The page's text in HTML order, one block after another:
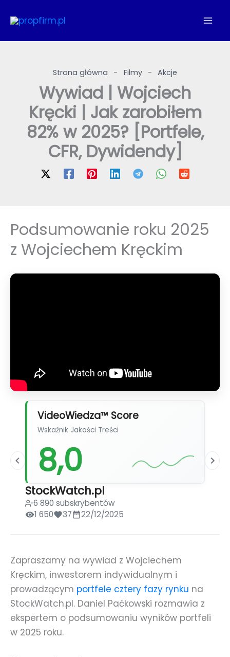
do
Strona główna - Filmy - Akcje
Wywiad | Wojciech
Kręcki | Jak zarobiłem
82% w 2025? [Portfele,
CFR, Dywidendy]
Podsumowanie roku 2025
z Wojciechem Kręckim
VideoWiedza™ Score
Wskaźnik Jakości Treści
8,0
StockWatch.pl
6 890 subskrybentów
1 650
37 22/12/2025
Zapraszamy na wywiad z Wojciechem
Kręckim, inwestorem indywidualnym i
prowadzącym portfele cztery fazy rynku na
StockWatch.pl. Daniel Paćkowski rozmawia z
ekspertem o podsumowaniu wyników portfeli
w 2025 roku.